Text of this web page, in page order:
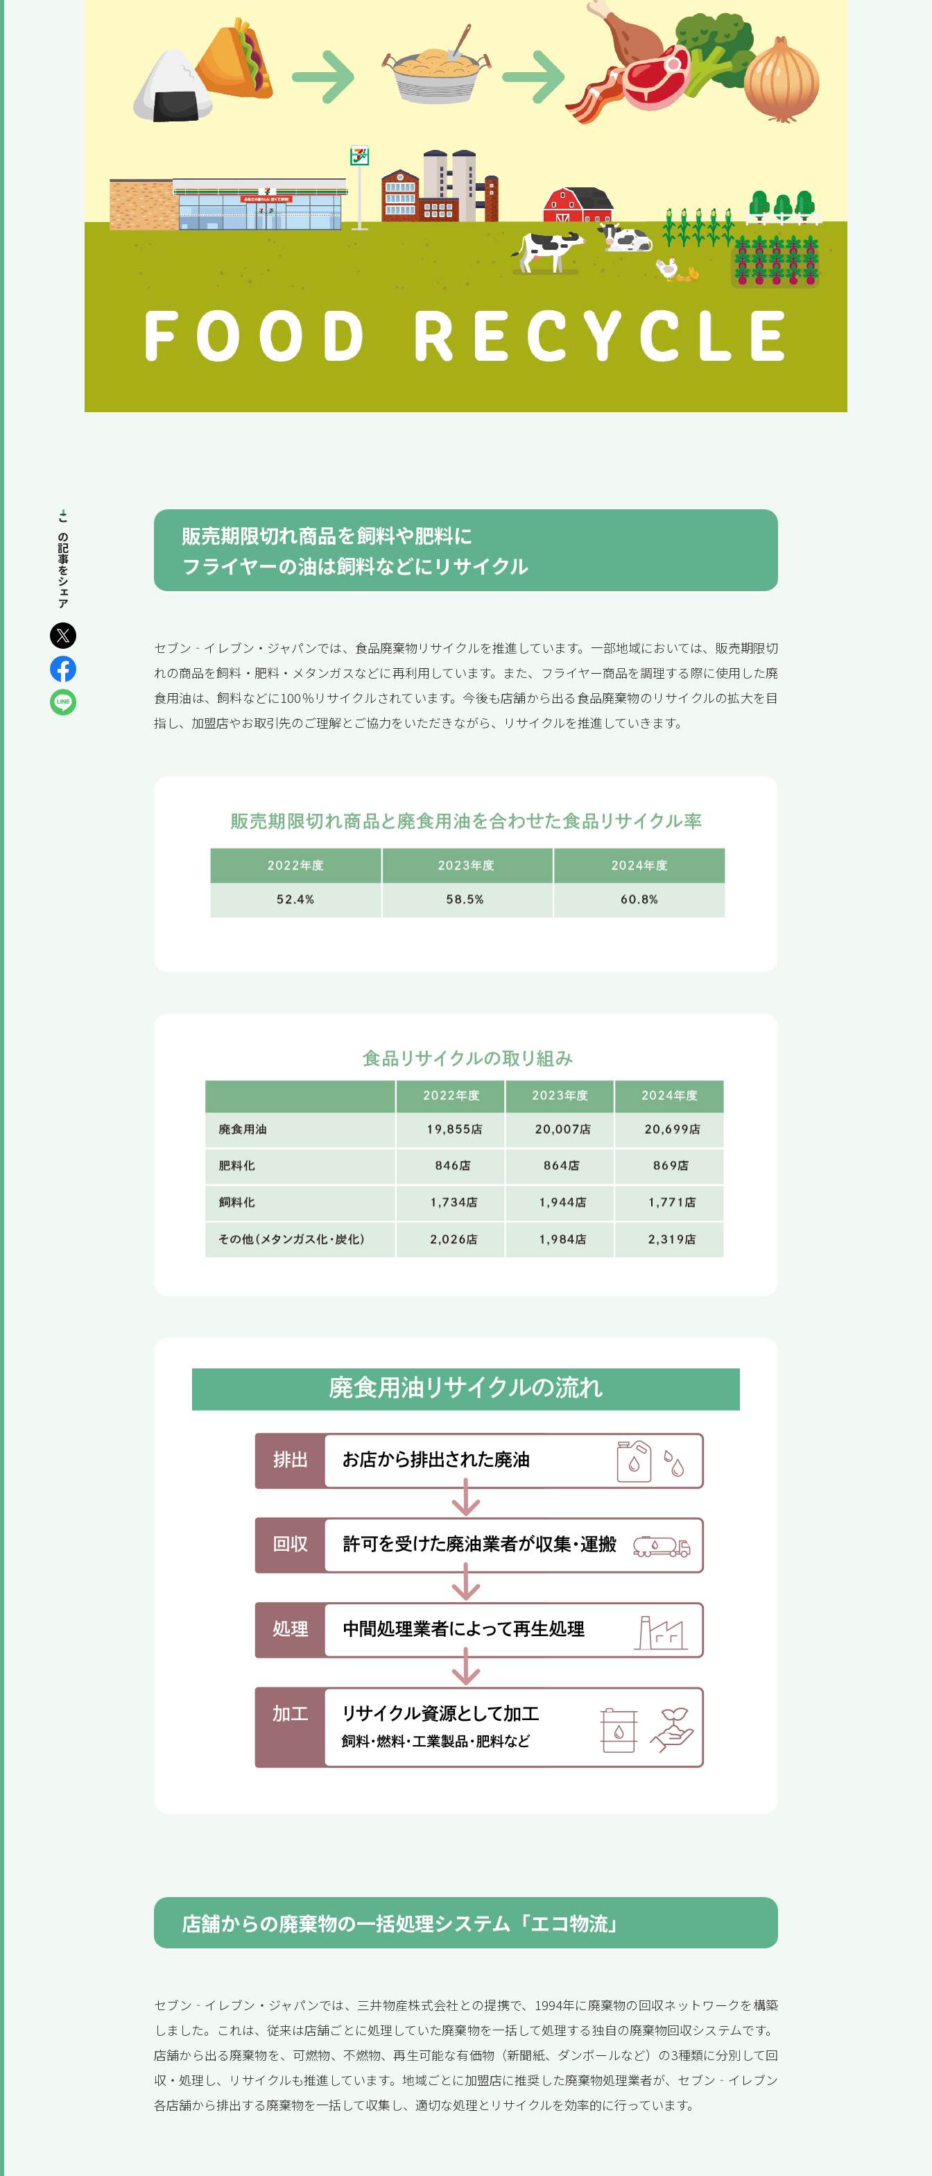
販売期限切れ商品を飼料や肥料に
フライヤーの油は飼料などにリサイクル
セブン‐イレブン・ジャパンでは、食品廃棄物リサイクルを推進しています。一部地域においては、販売期限切
れの商品を飼料・肥料・メタンガスなどに再利用しています。また、フライヤー商品を調理する際に使用した廃
食用油は、飼料などに100％リサイクルされています。今後も店舗から出る食品廃棄物のリサイクルの拡大を目
指し、加盟店やお取引先のご理解とご協力をいただきながら、リサイクルを推進していきます。
店舗からの廃棄物の一括処理システム「エコ物流」
セブン‐イレブン・ジャパンでは、三井物産株式会社との提携で、1994年に廃棄物の回収ネットワークを構築
しました。これは、従来は店舗ごとに処理していた廃棄物を一括して処理する独自の廃棄物回収システムです。
店舗から出る廃棄物を、可燃物、不燃物、再生可能な有価物（新聞紙、ダンボールなど）の3種類に分別して回
収・処理し、リサイクルも推進しています。地域ごとに加盟店に推奨した廃棄物処理業者が、セブン‐イレブン
各店舗から排出する廃棄物を一括して収集し、適切な処理とリサイクルを効率的に行っています。
この記事をシェア